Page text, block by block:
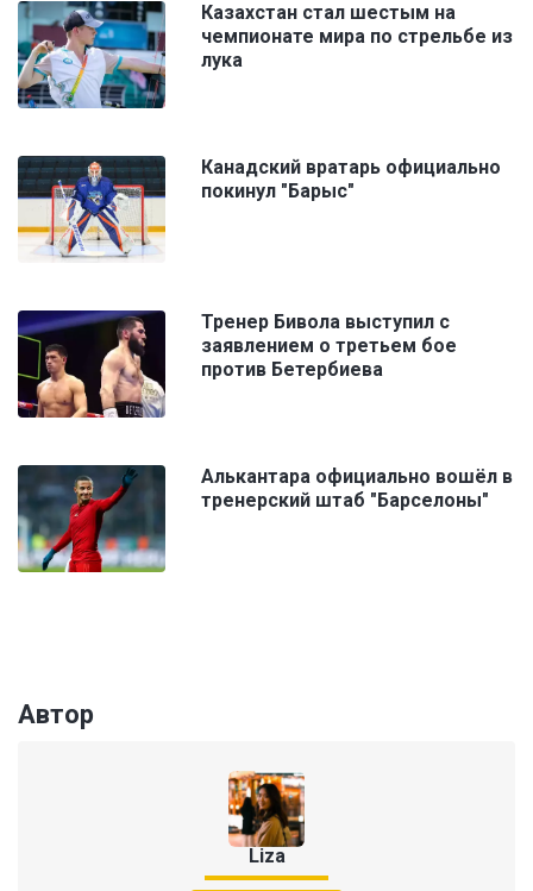
Казахстан стал шестым на
чемпионате мира по стрельбе из
лука
Канадский вратарь официально
покинул "Барыс"
Тренер Бивола выступил с
заявлением о третьем бое
против Бетербиева
Алькантара официально вошёл в
тренерский штаб "Барселоны"
Автор
Liza